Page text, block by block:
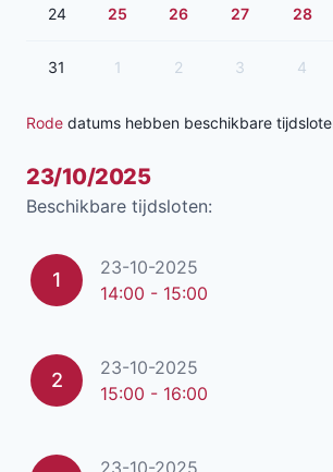
24 25 26 27 28
31 1 2 3 4
Rode datums hebben beschikbare
23/10/2025
Beschikbare tijdsloten:
1
23-10-2025
14:00 - 15:00
2
23-10-2025
15:00 - 16:00
23-10-2025